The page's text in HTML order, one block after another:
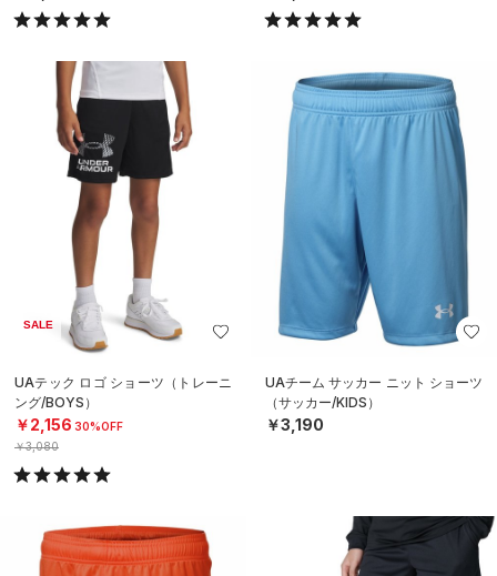
SALE
UAテック ロゴ ショーツ（トレーニ
ング/BOYS）
￥2,156 30%OFF
￥3,080
UAチーム サッカー ニット ショーツ
（サッカー/KIDS）
￥3,190